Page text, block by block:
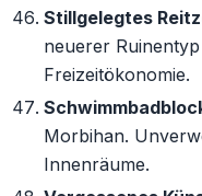
Stillgelegtes
neuerer
Freizeitökonomie.
Morbihan.
Innenräume.